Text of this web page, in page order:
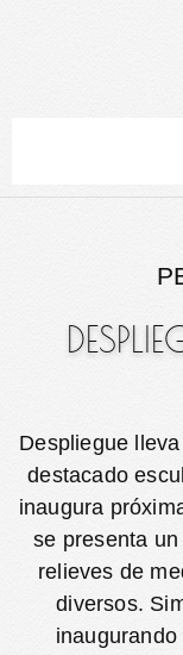
Despliegue
destacado
inaugura
se presenta
relieves de
diversos.